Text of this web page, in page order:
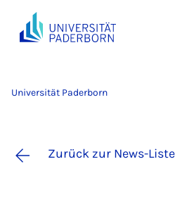
Universität Paderborn
Zurück zur News-Liste